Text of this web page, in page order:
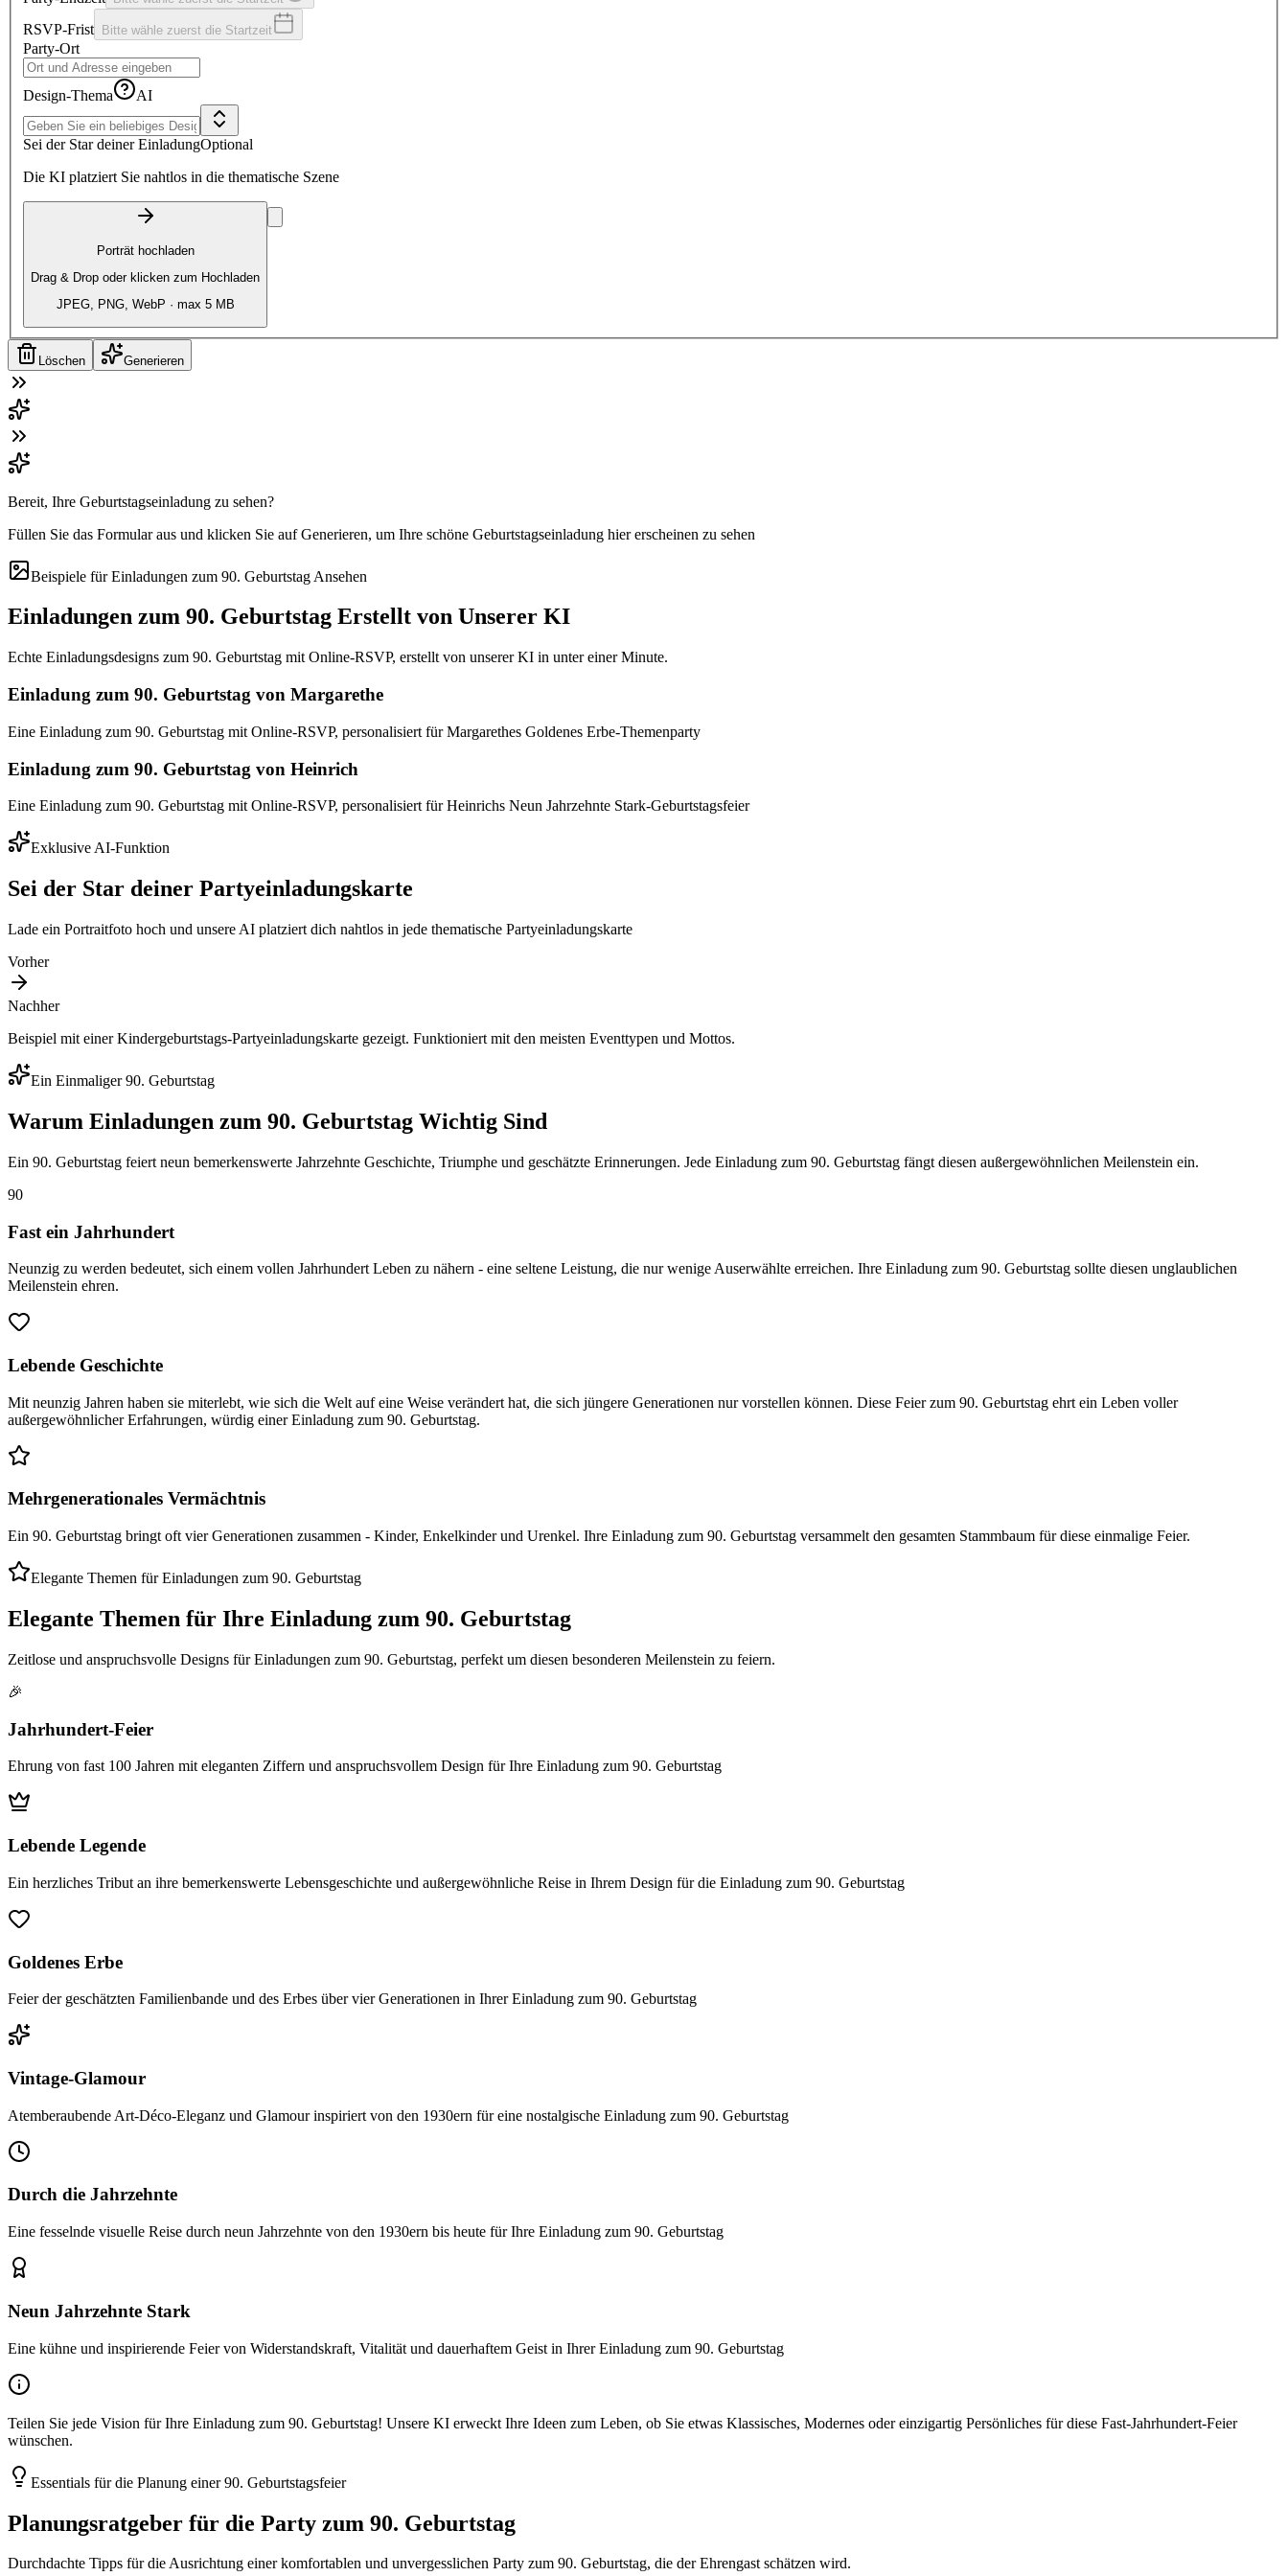
RSVP-Frist Bitte wähle zuerst die Startzeit
Party-Ort
Design-Thema AI
Sei der Star deiner EinladungOptional
Die KI platziert Sie nahtlos in die thematische Szene
Porträt hochladen
Drag & Drop oder klicken zum Hochladen
JPEG, PNG, WebP · max 5 MB
Löschen Generieren
Bereit, Ihre Geburtstagseinladung zu sehen?
Füllen Sie das Formular aus und klicken Sie auf Generieren, um Ihre schöne Geburtstagseinladung hier erscheinen zu sehen
Beispiele für Einladungen zum 90. Geburtstag Ansehen
Einladungen zum 90. Geburtstag Erstellt von Unserer KI
Echte Einladungsdesigns zum 90. Geburtstag mit Online-RSVP, erstellt von unserer KI in unter einer Minute.
Einladung zum 90. Geburtstag von Margarethe
Eine Einladung zum 90. Geburtstag mit Online-RSVP, personalisiert für Margarethes Goldenes Erbe-Themenparty
Einladung zum 90. Geburtstag von Heinrich
Eine Einladung zum 90. Geburtstag mit Online-RSVP, personalisiert für Heinrichs Neun Jahrzehnte Stark-Geburtstagsfeier
Exklusive AI-Funktion
Sei der Star deiner Partyeinladungskarte
Lade ein Portraitfoto hoch und unsere AI platziert dich nahtlos in jede thematische Partyeinladungskarte
Vorher
Nachher
Beispiel mit einer Kindergeburtstags-Partyeinladungskarte gezeigt. Funktioniert mit den meisten Eventtypen und Mottos.
Ein Einmaliger 90. Geburtstag
Warum Einladungen zum 90. Geburtstag Wichtig Sind
Ein 90. Geburtstag feiert neun bemerkenswerte Jahrzehnte Geschichte, Triumphe und geschätzte Erinnerungen. Jede Einladung zum 90. Geburtstag fängt diesen außergewöhnlichen Meilenstein ein.
90
Fast ein Jahrhundert
Neunzig zu werden bedeutet, sich einem vollen Jahrhundert Leben zu nähern - eine seltene Leistung, die nur wenige Auserwählte erreichen. Ihre Einladung zum 90. Geburtstag sollte diesen unglaublichen
Meilenstein ehren.
Lebende Geschichte
Mit neunzig Jahren haben sie miterlebt, wie sich die Welt auf eine Weise verändert hat, die sich jüngere Generationen nur vorstellen können. Diese Feier zum 90. Geburtstag ehrt ein Leben voller
außergewöhnlicher Erfahrungen, würdig einer Einladung zum 90. Geburtstag.
Mehrgenerationales Vermächtnis
Ein 90. Geburtstag bringt oft vier Generationen zusammen - Kinder, Enkelkinder und Urenkel. Ihre Einladung zum 90. Geburtstag versammelt den gesamten Stammbaum für diese einmalige Feier.
Elegante Themen für Einladungen zum 90. Geburtstag
Elegante Themen für Ihre Einladung zum 90. Geburtstag
Zeitlose und anspruchsvolle Designs für Einladungen zum 90. Geburtstag, perfekt um diesen besonderen Meilenstein zu feiern.
🎉
Jahrhundert-Feier
Ehrung von fast 100 Jahren mit eleganten Ziffern und anspruchsvollem Design für Ihre Einladung zum 90. Geburtstag
Lebende Legende
Ein herzliches Tribut an ihre bemerkenswerte Lebensgeschichte und außergewöhnliche Reise in Ihrem Design für die Einladung zum 90. Geburtstag
Goldenes Erbe
Feier der geschätzten Familienbande und des Erbes über vier Generationen in Ihrer Einladung zum 90. Geburtstag
Vintage-Glamour
Atemberaubende Art-Déco-Eleganz und Glamour inspiriert von den 1930ern für eine nostalgische Einladung zum 90. Geburtstag
Durch die Jahrzehnte
Eine fesselnde visuelle Reise durch neun Jahrzehnte von den 1930ern bis heute für Ihre Einladung zum 90. Geburtstag
Neun Jahrzehnte Stark
Eine kühne und inspirierende Feier von Widerstandskraft, Vitalität und dauerhaftem Geist in Ihrer Einladung zum 90. Geburtstag
Teilen Sie jede Vision für Ihre Einladung zum 90. Geburtstag! Unsere KI erweckt Ihre Ideen zum Leben, ob Sie etwas Klassisches, Modernes oder einzigartig Persönliches für diese Fast-Jahrhundert-Feier
wünschen.
Essentials für die Planung einer 90. Geburtstagsfeier
Planungsratgeber für die Party zum 90. Geburtstag
Durchdachte Tipps für die Ausrichtung einer komfortablen und unvergesslichen Party zum 90. Geburtstag, die der Ehrengast schätzen wird.